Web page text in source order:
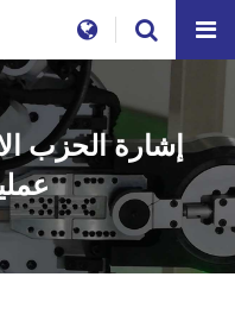
إشارة الحزب